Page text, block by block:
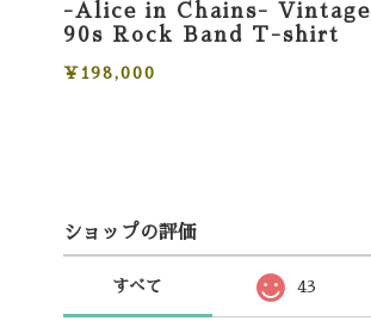
-Alice in Chains- Vintage
90s Rock Band T-shirt
¥198,000
ショップの評価
すべて 43